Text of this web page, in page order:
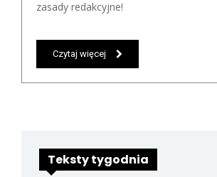
zasady redakcyjne!
Czytaj więcej
Teksty tygodnia